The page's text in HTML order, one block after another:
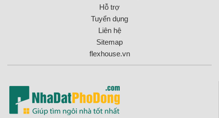
Hỗ trợ
Tuyển dụng
Liên hệ
Sitemap
flexhouse.vn